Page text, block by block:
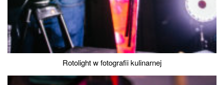
Rotolight w fotografii kulinarnej